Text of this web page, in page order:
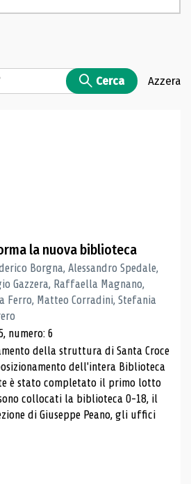
Cerca Azzera
ricerca
la nuova biblioteca
Borgna, Alessandro Spedale,
Gazzera, Raffaella Magnano,
Ferro, Matteo Corradini, Stefania
numero: 6
della struttura di Santa Croce
dell'intera Biblioteca
è stato completato il primo lotto
collocati la biblioteca 0-18, il
di Giuseppe Peano, gli uffici